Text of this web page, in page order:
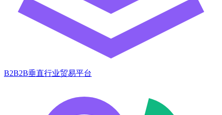
B2B2B垂直行业贸易平台